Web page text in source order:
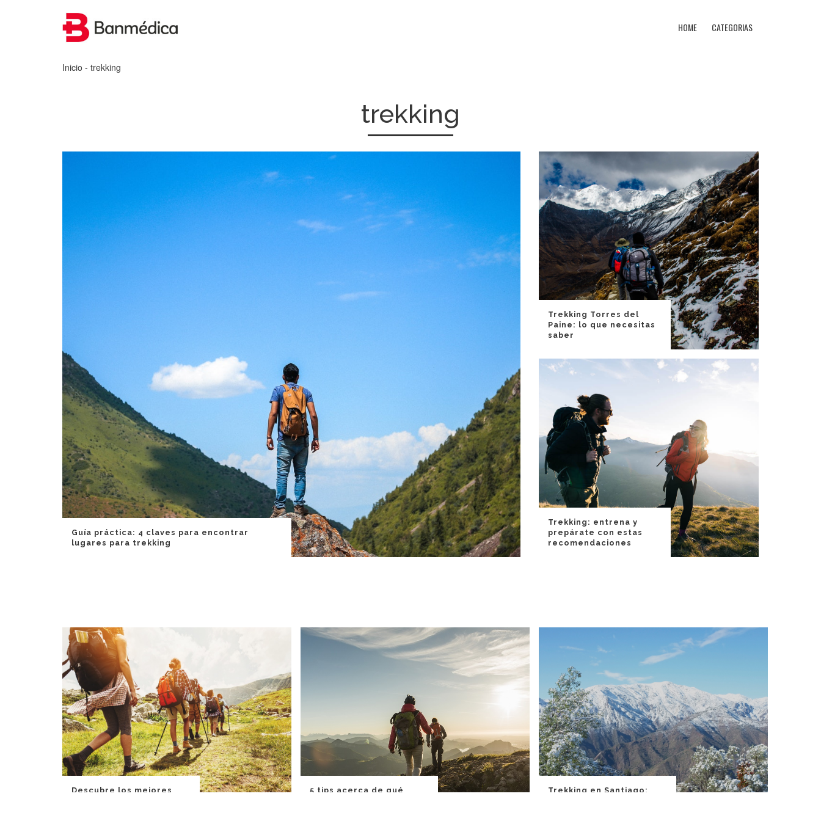
HOME CATEGORIAS
Inicio - trekking
trekking
Guía práctica: 4 claves para encontrar
lugares para trekking
Trekking Torres del
Paine: lo que necesitas
saber
Trekking: entrena y
prepárate con estas
recomendaciones
Descubre los mejores
5 tips acerca de qué
Trekking en Santiago: